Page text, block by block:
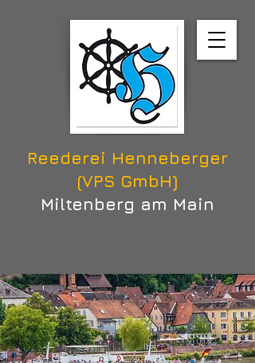
Reederei Henneberger
(VPS GmbH)
Miltenberg am Main